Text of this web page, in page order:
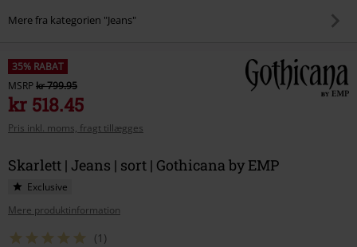
Mere fra kategorien "Jeans"
35% RABAT
MSRPkr 799.95
kr 518.45
Pris inkl. moms, fragt tillægges
Skarlett | Jeans | sort | Gothicana by EMP
Exclusive
Mere produktinformation
(1)